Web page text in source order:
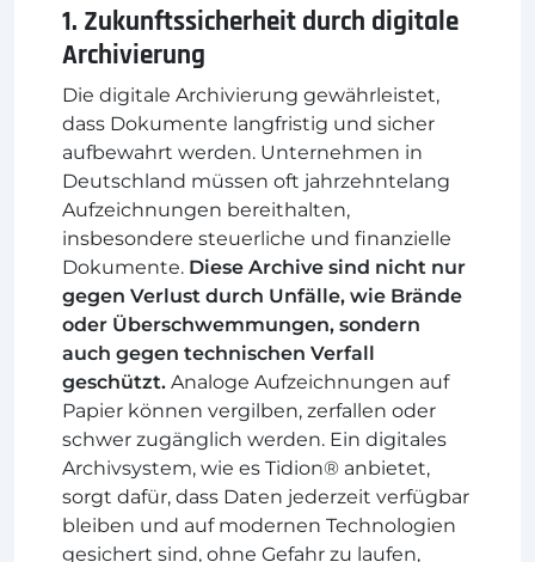
1. Zukunftssicherheit durch digitale
Archivierung
Die digitale Archivierung gewährleistet,
dass Dokumente langfristig und sicher
aufbewahrt werden. Unternehmen in
Deutschland müssen oft jahrzehntelang
Aufzeichnungen bereithalten,
insbesondere steuerliche und finanzielle
Dokumente. Diese Archive sind nicht nur
gegen Verlust durch Unfälle, wie Brände
oder Überschwemmungen, sondern
auch gegen technischen Verfall
geschützt. Analoge Aufzeichnungen auf
Papier können vergilben, zerfallen oder
schwer zugänglich werden. Ein digitales
Archivsystem, wie es Tidion® anbietet,
sorgt dafür, dass Daten jederzeit verfügbar
bleiben und auf modernen Technologien
gesichert sind, ohne Gefahr zu laufen,